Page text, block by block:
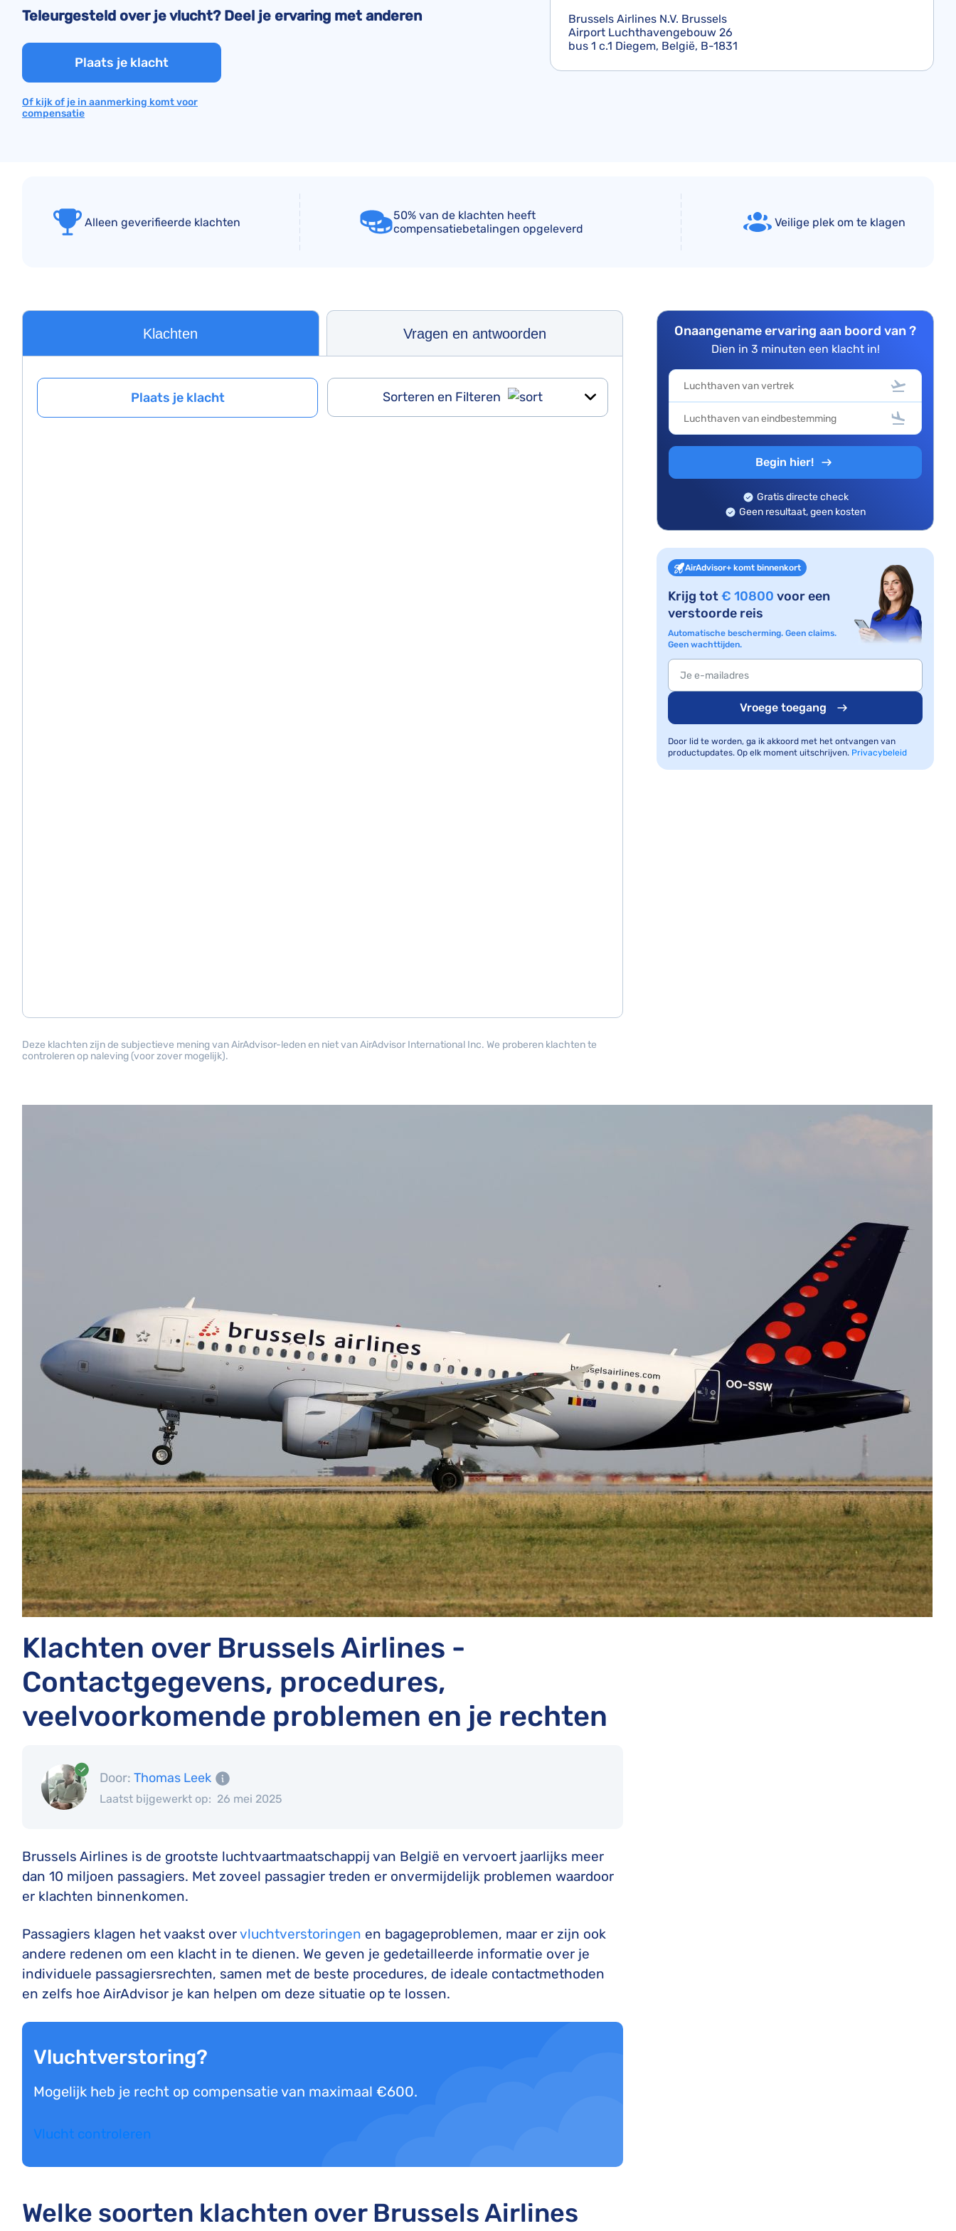
Teleurgesteld over je vlucht? Deel je ervaring met anderen
Plaats je klacht
Of kijk of je in aanmerking komt voor
compensatie
Brussels Airlines N.V. Brussels
Airport Luchthavengebouw 26
bus 1 c.1 Diegem, België, B-1831
Alleen geverifieerde klachten
50% van de klachten heeft
compensatiebetalingen opgeleverd
Veilige plek om te klagen
Klachten Vragen en antwoorden
Plaats je klacht Sorteren en Filteren
Deze klachten zijn de subjectieve mening van AirAdvisor-leden en niet van AirAdvisor International Inc. We proberen klachten te
controleren op naleving (voor zover mogelijk).
Klachten over Brussels Airlines -
Contactgegevens, procedures,
veelvoorkomende problemen en je rechten
Door: Thomas Leek
Laatst bijgewerkt op: 26 mei 2025
Brussels Airlines is de grootste luchtvaartmaatschappij van België en vervoert jaarlijks meer
dan 10 miljoen passagiers. Met zoveel passagier treden er onvermijdelijk problemen waardoor
er klachten binnenkomen.
Passagiers klagen het vaakst overvluchtverstoringen en bagageproblemen, maar er zijn ook
andere redenen om een klacht in te dienen. We geven je gedetailleerde informatie over je
individuele passagiersrechten, samen met de beste procedures, de ideale contactmethoden
en zelfs hoe AirAdvisor je kan helpen om deze situatie op te lossen.
Vluchtverstoring?
Mogelijk heb je recht op compensatie van maximaal €600.
Vlucht controleren
Welke soorten klachten over Brussels Airlines
Onaangename ervaring aan boord van ?
Dien in 3 minuten een klacht in!
Begin hier!
Gratis directe check
Geen resultaat, geen kosten
AirAdvisor+ komt binnenkort
Krijg tot€ 10800 voor een
verstoorde reis
Automatische bescherming. Geen claims.
Geen wachttijden.
Vroege toegang
Door lid te worden, ga ik akkoord met het ontvangen van
productupdates. Op elk moment uitschrijven. Privacybeleid